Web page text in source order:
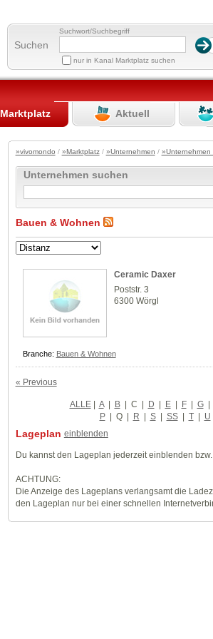
Suchen
Suchwort/Suchbegriff
nur in Kanal Marktplatz suchen
Marktplatz Aktuell
»vivomondo / »Marktplatz/ »Unternehmen / »Unternehmen
Unternehmen suchen
Bauen & Wohnen
Ceramic Daxer
Poststr. 3
6300 Wörgl
Branche: Bauen & Wohnen
« Previous
ALLE| A | B | C | D | E | F | G |
P | Q | R | S | SS | T | U
Lageplan einblenden
Du kannst den Lageplan jederzeit einblenden
ACHTUNG:
Die Anzeige des Lageplans verlangsamt die
den Lageplan nur bei einer schnellen